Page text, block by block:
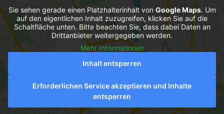
Sie sehen gerade einen Platzhalterinhalt von Google Maps. Um
auf den eigentlichen Inhalt zuzugreifen, klicken Sie auf die
Schaltfläche unten. Bitte beachten Sie, dass dabei Daten an
Drittanbieter weitergegeben werden.
Mehr Informationen
Inhalt entsperren
Erforderlichen Service akzeptieren und Inhalte
entsperren